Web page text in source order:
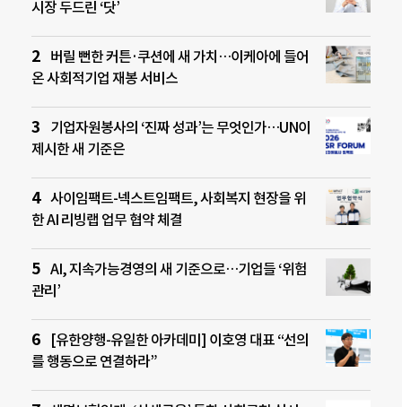
시장 두드린 ‘닷’
버릴 뻔한 커튼·쿠션에 새 가치…이케아에 들어
온 사회적기업 재봉 서비스
기업자원봉사의 ‘진짜 성과’는 무엇인가…UN이
제시한 새 기준은
사이임팩트-넥스트임팩트, 사회복지 현장을 위
한 AI 리빙랩 업무 협약 체결
AI, 지속가능경영의 새 기준으로…기업들 ‘위험
관리’
[유한양행-유일한 아카데미] 이호영 대표 “선의
를 행동으로 연결하라”